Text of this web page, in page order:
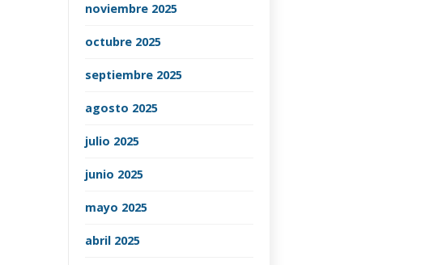
noviembre 2025
octubre 2025
septiembre 2025
agosto 2025
julio 2025
junio 2025
mayo 2025
abril 2025